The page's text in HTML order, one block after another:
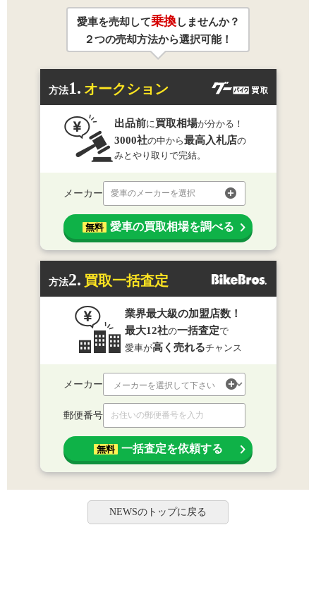
愛車を売却して乗換しませんか？
２つの売却方法から選択可能！
方法1. オークション
出品前に買取相場が分かる！
3000社の中から最高入札店の
みとやり取りで完結。
メーカー 愛車のメーカーを選択
無料 愛車の買取相場を調べる
方法2. 買取一括査定
業界最大級の加盟店数！
最大12社の一括査定で
愛車が高く売れるチャンス
メーカー
郵便番号
無料 一括査定を依頼する
NEWSのトップに戻る